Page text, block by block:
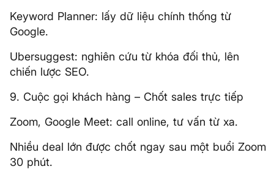
Keyword Planner: lấy dữ liệu chính thống từ
Google.
Ubersuggest: nghiên cứu từ khóa đối thủ, lên
chiến lược SEO.
9. Cuộc gọi khách hàng – Chốt sales trực tiếp
Zoom, Google Meet: call online, tư vấn từ xa.
Nhiều deal lớn được chốt ngay sau một buổi Zoom
30 phút.